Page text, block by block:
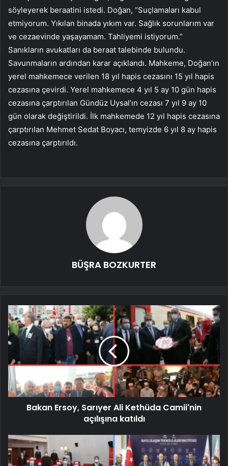
söyleyerek beraatini istedi. Doğan, “Suçlamaları kabul
etmiyorum. Yıkılan binada yıkım var. Sağlık sorunlarım var
ve cezaevinde yaşayamam. Tahliyemi istiyorum.”
Sanıkların avukatları da beraat talebinde bulundu.
Savunmaların ardından karar açıklandı. Mahkeme, Doğan’ın
yerel mahkemece verilen 18 yıl hapis cezasını 15 yıl hapis
cezasına çevirdi. Yerel mahkemece 4 yıl 5 ay 10 gün hapis
cezasına çarptırılan Gündüz Uysal’ın cezası 7 yıl 9 ay 10
gün olarak değiştirildi. İlk mahkemede 12 yıl hapis cezasına
çarptırılan Mehmet Sedat Boyacı, temyizde 6 yıl 8 ay hapis
cezasına çarptırıldı.
BÜŞRA BOZKURTER
Bakan Ersoy, Sarıyer Ali Kethüda Camii'nin
açılışına katıldı